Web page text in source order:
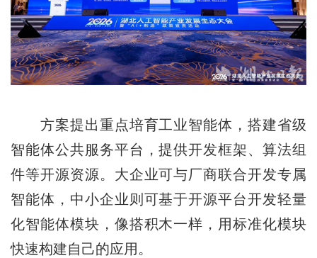
方案提出重点培育工业智能体，搭建省级
智能体公共服务平台，提供开发框架、算法组
件等开源资源。大企业可与厂商联合开发专属
智能体，中小企业则可基于开源平台开发轻量
化智能体模块，像搭积木一样，用标准化模块
快速构建自己的应用。